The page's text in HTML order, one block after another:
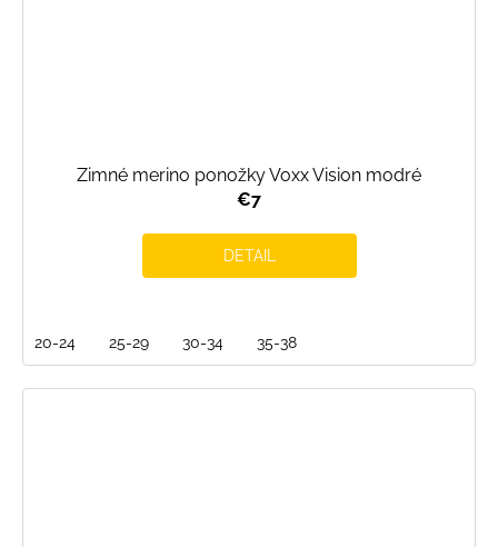
Zimné merino ponožky Voxx Vision modré
€7
DETAIL
20-24 25-29 30-34 35-38